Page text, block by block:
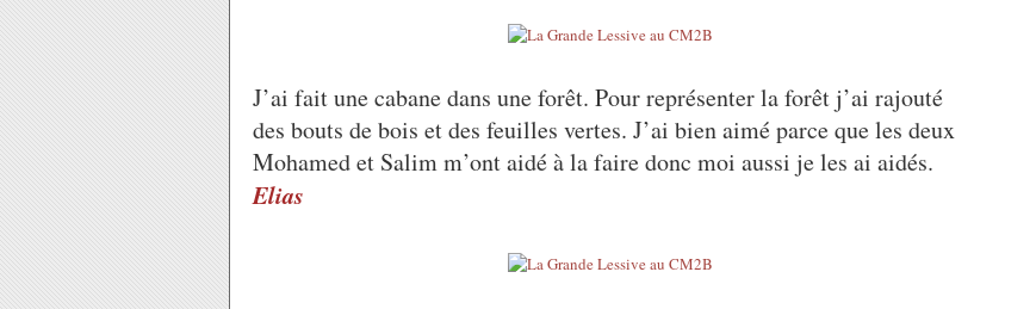
J’ai fait une cabane dans une forêt. Pour représenter la forêt j’ai rajouté
des bouts de bois et des feuilles vertes. J’ai bien aimé parce que les deux
Mohamed et Salim m’ont aidé à la faire donc moi aussi je les ai aidés.
Elias